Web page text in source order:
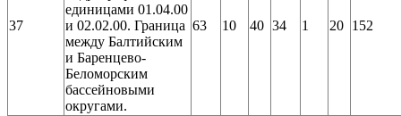
37
единицами 01.04.00
и 02.02.00. Граница
между Балтийским
и Баренцево-
Беломорским
бассейновыми
округами.
63 10 40 34 1 20 152